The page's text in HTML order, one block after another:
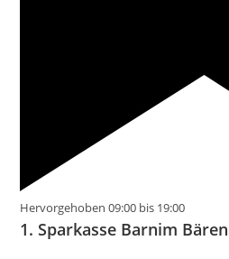
Hervorgehoben 09:00 bis 19:00
1. Sparkasse Barnim